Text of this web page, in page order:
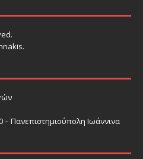
– Πανεπιστημιούπολη Ιωάννινα